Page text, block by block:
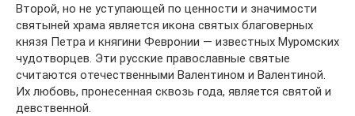
Второй, но не уступающей по ценности и значимости
святыней храма является икона святых благоверных
князя Петра и княгини Февронии — известных Муромских
чудотворцев. Эти русские православные святые
считаются отечественными Валентином и Валентиной.
Их любовь, пронесенная сквозь года, является святой и
девственной.